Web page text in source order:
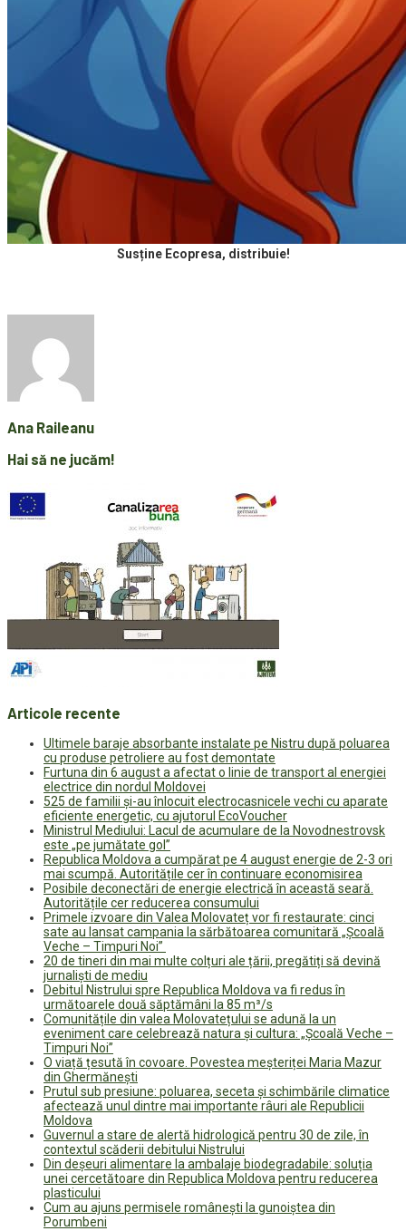
Susține Ecopresa, distribuie!
Ana Raileanu
Hai să ne jucăm!
Articole recente
Ultimele baraje absorbante instalate pe Nistru după poluarea
cu produse petroliere au fost demontate
Furtuna din 6 august a afectat o linie de transport al energiei
electrice din nordul Moldovei
525 de familii și-au înlocuit electrocasnicele vechi cu aparate
eficiente energetic, cu ajutorul EcoVoucher
Ministrul Mediului: Lacul de acumulare de la Novodnestrovsk
este „pe jumătate gol”
Republica Moldova a cumpărat pe 4 august energie de 2-3 ori
mai scumpă. Autoritățile cer în continuare economisirea
Posibile deconectări de energie electrică în această seară.
Autoritățile cer reducerea consumului
Primele izvoare din Valea Molovateț vor fi restaurate: cinci
sate au lansat campania la sărbătoarea comunitară „Școală
Veche – Timpuri Noi”
20 de tineri din mai multe colțuri ale țării, pregătiți să devină
jurnaliști de mediu
Debitul Nistrului spre Republica Moldova va fi redus în
următoarele două săptămâni la 85 m³/s
Comunitățile din valea Molovatețului se adună la un
eveniment care celebrează natura și cultura: „Școală Veche –
Timpuri Noi”
O viață țesută în covoare. Povestea meșteriței Maria Mazur
din Ghermănești
Prutul sub presiune: poluarea, seceta și schimbările climatice
afectează unul dintre mai importante râuri ale Republicii
Moldova
Guvernul a stare de alertă hidrologică pentru 30 de zile, în
contextul scăderii debitului Nistrului
Din deșeuri alimentare la ambalaje biodegradabile: soluția
unei cercetătoare din Republica Moldova pentru reducerea
plasticului
Cum au ajuns permisele românești la gunoiștea din
Porumbeni